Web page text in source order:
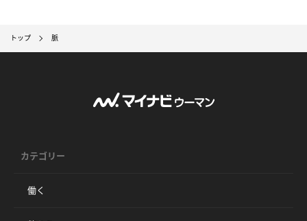
トップ 脈
カテゴリー
働く